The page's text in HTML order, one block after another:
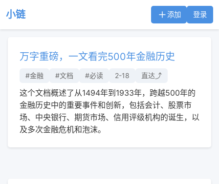
小链 添加 登录
万字重磅，⼀⽂看完500年⾦融历史
#金融 #文档 #必读 2-18 直达⤴︎
这个文档概述了从1494年到1933年，跨越500年的
金融历史中的重要事件和创新，包括会计、股票市
场、中央银行、期货市场、信用评级机构的诞生，以
及多次金融危机和泡沫。